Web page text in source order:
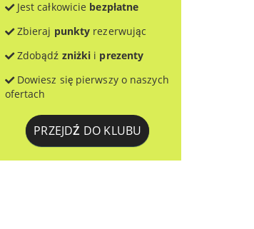
Jest całkowicie bezpłatne
Zbieraj punkty rezerwując
Zdobądź zniżki i prezenty
Dowiesz się pierwszy o naszych
ofertach
PRZEJDŹ DO KLUBU